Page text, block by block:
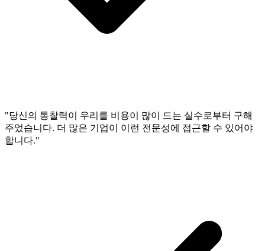
"당신의 통찰력이 우리를 비용이 많이 드는 실수로부터 구해
주었습니다. 더 많은 기업이 이런 전문성에 접근할 수 있어야
합니다."